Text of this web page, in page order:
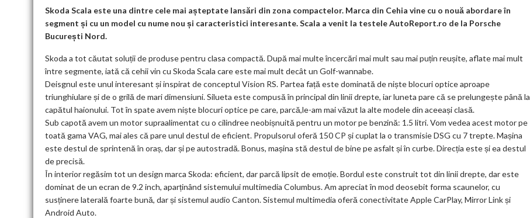
k
p
m
o
o
k
m
ar
ks
Skoda Scala este una dintre cele mai așteptate lansări din zona compactelor. Marca din Cehia vine cu o nouă abordare în
segment și cu un model cu nume nou și caracteristici interesante. Scala a venit la testele AutoReport.ro de la Porsche
București Nord.
Skoda a tot căutat soluții de produse pentru clasa compactă. După mai multe încercări mai mult sau mai puțin reușite, aflate mai mult
între segmente, iată că cehii vin cu Skoda Scala care este mai mult decât un Golf-wannabe.
Deisgnul este unul interesant și inspirat de conceptul Vision RS. Partea față este dominată de niște blocuri optice aproape
triunghiulare și de o grilă de mari dimensiuni. Silueta este compusă în principal din linii drepte, iar luneta pare că se prelungește până la
capătul haionului. Tot în spate avem niște blocuri optice pe care, parcă,le-am mai văzut la alte modele din aceeași clasă.
Sub capotă avem un motor supraalimentat cu o cilindree neobișnuită pentru un motor pe benzină: 1.5 litri. Vom vedea acest motor pe
toată gama VAG, mai ales că pare unul destul de eficient. Propulsorul oferă 150 CP și cuplat la o transmisie DSG cu 7 trepte. Mașina
este destul de sprintenă în oraș, dar și pe autostradă. Bonus, mașina stă destul de bine pe asfalt și în curbe. Direcția este și ea destul
de precisă.
În interior regăsim tot un design marca Skoda: eficient, dar parcă lipsit de emoție. Bordul este construit tot din linii drepte, dar este
dominat de un ecran de 9.2 inch, aparținând sistemului multimedia Columbus. Am apreciat în mod deosebit forma scaunelor, cu
susținere laterală foarte bună, dar și sistemul audio Canton. Sistemul multimedia oferă conectivitate Apple CarPlay, Mirror Link și
Android Auto.